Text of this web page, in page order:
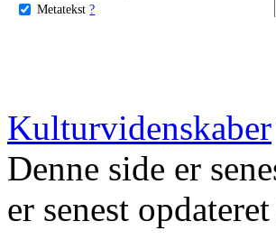
Metatekst ?
Kulturvidenskaber
Denne side er
er senest